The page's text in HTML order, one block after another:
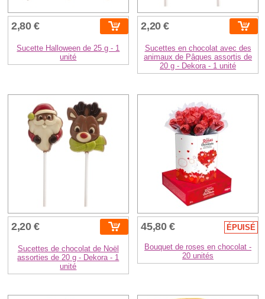
2,80 €
Sucette Halloween de 25 g - 1
unité
2,20 €
Sucettes en chocolat avec des
animaux de Pâques assortis de
20 g - Dekora - 1 unité
2,20 €
Sucettes de chocolat de Noël
assorties de 20 g - Dekora - 1
unité
45,80 € ÉPUISÉ
Bouquet de roses en chocolat -
20 unités